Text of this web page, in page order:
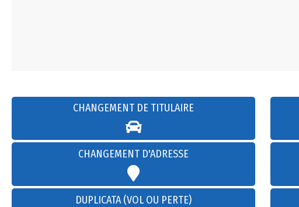
CHANGEMENT DE TITULAIRE
CHANGEMENT D'ADRESSE
DUPLICATA (VOL OU PERTE)